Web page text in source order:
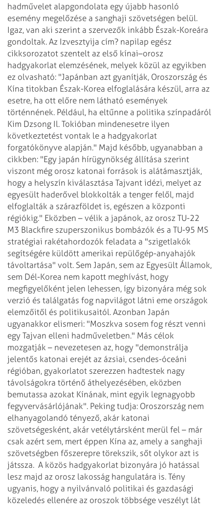
hadművelet alapgondolata egy újabb hasonló
esemény megelőzése a sanghaji szövetségen belül.
Igaz, van aki szerint a szervezők inkább Észak-Koreára
gondoltak. Az Izvesztyija cím? napilap egész
cikksorozatot szentelt az első kínai–orosz
hadgyakorlat elemzésének, melyek közül az egyikben
ez olvasható: "Japánban azt gyanítják, Oroszország és
Kína titokban Észak-Korea elfoglalására készül, arra az
esetre, ha ott előre nem látható események
történnének. Például, ha eltűnne a politika színpadáról
Kim Dzsong Il. Tokióban mindenesetre ilyen
következtetést vontak le a hadgyakorlat
forgatókönyve alapján." Majd később, ugyanabban a
cikkben: "Egy japán hírügynökség állítása szerint
viszont még orosz katonai források is alátámasztják,
hogy a helyszín kiválasztása Tajvant idézi, melyet az
egyesült haderővel blokkolták a tenger felől, majd
elfoglalták a szárazföldet is, egészen a központi
régiókig." Eközben – vélik a japánok, az orosz TU-22
M3 Blackfire szuperszonikus bombázók és a TU-95 MS
stratégiai rakétahordozók feladata a "szigetlakók
segítségére küldött amerikai repülőgép-anyahajók
távoltartása" volt. Sem Japán, sem az Egyesült Államok,
sem Dél-Korea nem kapott meghívást, hogy
megfigyelőként jelen lehessen, így bizonyára még sok
verzió és találgatás fog napvilágot látni eme országok
elemzőitől és politikusaitól. Azonban Japán
ugyanakkor elismeri: "Moszkva sosem fog részt venni
egy Tajvan elleni hadműveletben." Más célok
mozgatják – nevezetesen az, hogy "demonstrálja
jelentős katonai erejét az ázsiai, csendes-óceáni
régióban, gyakorlatot szerezzen hadtestek nagy
távolságokra történő áthelyezésében, eközben
bemutassa azokat Kínának, mint egyik legnagyobb
fegyvervásárlójának". Peking tudja: Oroszország nem
elhanyagolandó tényező, akár katonai
szövetségesként, akár vetélytársként merül fel – már
csak azért sem, mert éppen Kína az, amely a sanghaji
szövetségben főszerepre törekszik, sőt olykor azt is
játssza. A közös hadgyakorlat bizonyára jó hatással
lesz majd az orosz lakosság hangulatára is. Tény
ugyanis, hogy a nyilvánvaló politikai és gazdasági
közeledés ellenére az oroszok többsége veszélyt lát